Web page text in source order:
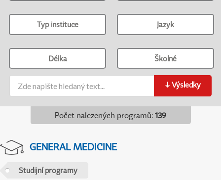
Typ instituce Jazyk
Délka Školné
↓ Výsledky
Počet nalezených programů: 139
GENERAL MEDICINE
Studijní programy